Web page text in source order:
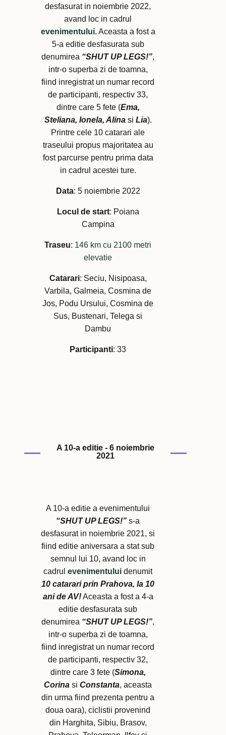
desfasurat in noiembrie 2022,
avand loc in cadrul
evenimentului.Aceasta a fost a
5-a editie desfasurata sub
denumirea “SHUT UP LEGS!”,
intr-o superba zi de toamna,
fiind inregistrat un numar record
de participanti, respectiv 33,
dintre care 5 fete (Ema,
Steliana, Ionela, Alinasi Lia).
Printre cele 10 catarari ale
traseului propus majoritatea au
fost parcurse pentru prima data
in cadrul acestei ture.
Data: 5 noiembrie 2022
Locul de start: Poiana
Campina
Traseu: 146 km cu 2100 metri
elevatie
Catarari: Seciu, Nisipoasa,
Varbila, Galmeia, Cosmina de
Jos, Podu Ursului, Cosmina de
Sus, Bustenari, Telega si
Dambu
Participanti: 33
A 10-a editie - 6 noiembrie
2021
A 10-a editie a evenimentului
“SHUT UP LEGS!” s-a
desfasurat in noiembrie 2021, si
fiind editie aniversara a stat sub
semnul lui 10, avand loc in
cadrul evenimentului denumit
10 catarari prin Prahova, la 10
ani de AV!Aceasta a fost a 4-a
editie desfasurata sub
denumirea “SHUT UP LEGS!”,
intr-o superba zi de toamna,
fiind inregistrat un numar record
de participanti, respectiv 32,
dintre care 3 fete (Simona,
Corina si Constanta, aceasta
din urma fiind prezenta pentru a
doua oara), ciclistii provenind
din Harghita, Sibiu, Brasov,